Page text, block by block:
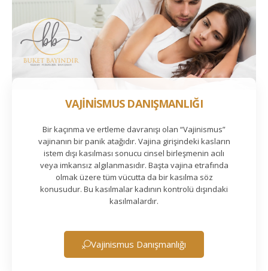
VAJİNİSMUS DANIŞMANLIĞI
Bir kaçınma ve ertleme davranışı olan “Vajinismus”
vajinanın bir panik atağıdır. Vajina girişindeki kasların
istem dışı kasılması sonucu cinsel birleşmenin acılı
veya imkansız algılanmasıdır. Başta vajina etrafında
olmak üzere tüm vücutta da bir kasılma söz
konusudur. Bu kasılmalar kadının kontrolü dışındaki
kasılmalardır.
Vajinismus Danışmanlığı